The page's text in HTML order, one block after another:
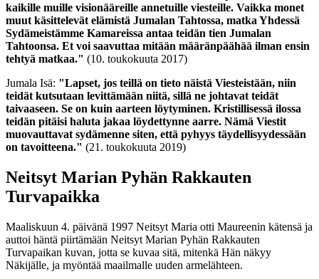
kaikille muille visionääreille annetuille viesteille. Vaikka monet
muut käsittelevät elämistä Jumalan Tahtossa, matka Yhdessä
Sydämeistämme Kamareissa antaa teidän tien Jumalan
Tahtoonsa. Et voi saavuttaa mitään määränpäähää ilman ensin
tehtyä matkaa." (10. toukokuuta 2017)
Jumala Isä: "Lapset, jos teillä on tieto näistä Viesteistään, niin
teidät kutsutaan levittämään niitä, sillä ne johtavat teidät
taivaaseen. Se on kuin aarteen löytyminen. Kristillisessä ilossa
teidän pitäisi haluta jakaa löydettynne aarre. Nämä Viestit
muovauttavat sydämenne siten, että pyhyys täydellisyydessään
on tavoitteena." (21. toukokuuta 2019)
Neitsyt Marian Pyhän Rakkauten
Turvapaikka
Maaliskuun 4. päivänä 1997 Neitsyt Maria otti Maureenin kätensä ja
auttoi häntä piirtämään Neitsyt Marian Pyhän Rakkauten
Turvapaikan kuvan, jotta se kuvaa sitä, mitenkä Hän näkyy
Näkijälle, ja myöntää maailmalle uuden armelähteen.